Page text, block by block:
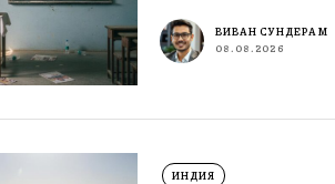
ВИВАН СУНДЕРАМ
08.08.2026
ИНДИЯ